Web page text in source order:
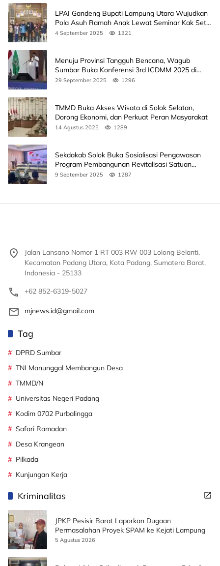
LPAI Gandeng Bupati Lampung Utara Wujudkan
Pola Asuh Ramah Anak Lewat Seminar Kak Seto,
Ini Jadwalnya
4 September 2025 1321
Menuju Provinsi Tangguh Bencana, Wagub
Sumbar Buka Konferensi 3rd ICDMM 2025 di
Unand
29 September 2025 1296
TMMD Buka Akses Wisata di Solok Selatan,
Dorong Ekonomi, dan Perkuat Peran Masyarakat
14 Agustus 2025 1289
Sekdakab Solok Buka Sosialisasi Pengawasan
Program Pembangunan Revitalisasi Satuan
Pendidikan
9 September 2025 1287
Jalan Lansano Nomor 1 RT 003 RW 003 Lolong Belanti,
Kecamatan Padang Utara, Kota Padang, Sumatera Barat,
Indonesia - 25133
+62 852-6319-5027
mjnews.id@gmail.com
Tag
DPRD Sumbar
TNI Manunggal Membangun Desa
TMMD/N
Universitas Negeri Padang
Kodim 0702 Purbalingga
Safari Ramadan
Desa Krangean
Pilkada
Kunjungan Kerja
Kriminalitas
JPKP Pesisir Barat Laporkan Dugaan
Permasalahan Proyek SPAM ke Kejati Lampung
5 Agustus 2026